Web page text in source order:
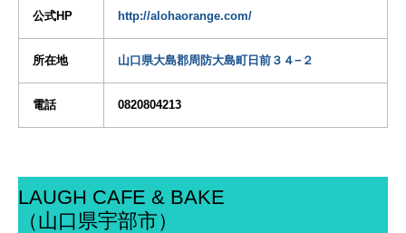
公式HP http://alohaorange.com/
所在地 山口県大島郡周防大島町日前３４−２
電話 0820804213
LAUGH CAFE & BAKE
（山口県宇部市）